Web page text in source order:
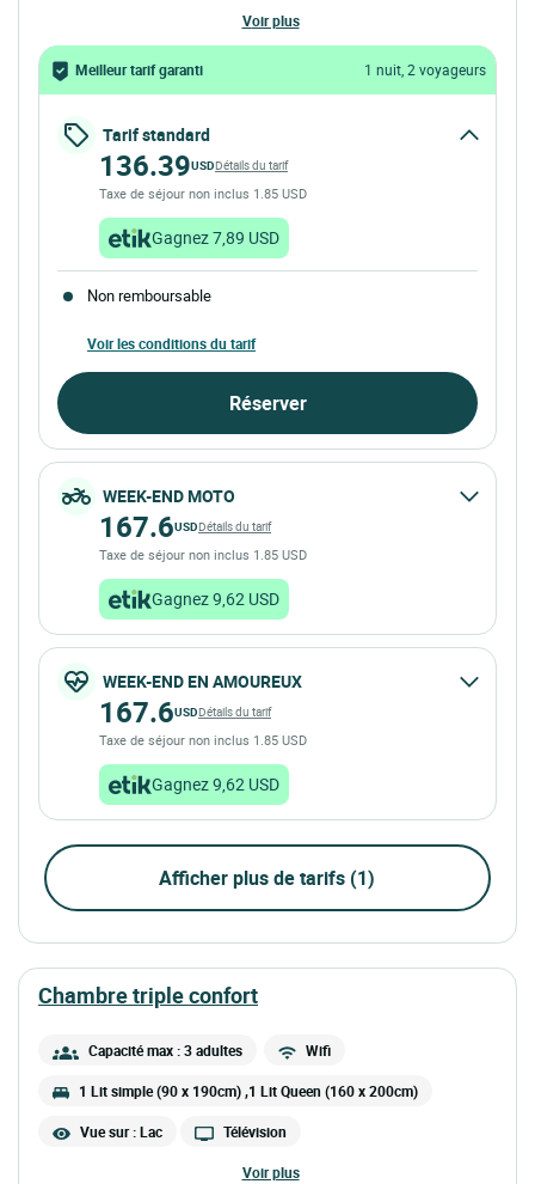
voir plus
Meilleur tarif garanti 1 nuit, 2 voyageurs
Tarif standard
136.39USDDétails du tarif
Taxe de séjour non inclus 1.85 USD
Gagnez 7,89 USD
Non remboursable
Voir les conditions du tarif
Réserver
WEEK-END MOTO
167.6USDDétails du tarif
Taxe de séjour non inclus 1.85 USD
Gagnez 9,62 USD
WEEK-END EN AMOUREUX
167.6USDDétails du tarif
Taxe de séjour non inclus 1.85 USD
Gagnez 9,62 USD
Afficher plus de tarifs (1)
chambre triple confort
Capacité max : 3 adultes Wifi
1 Lit simple (90 x 190cm) ,1 Lit Queen (160 x 200cm)
Vue sur : Lac Télévision
voir plus